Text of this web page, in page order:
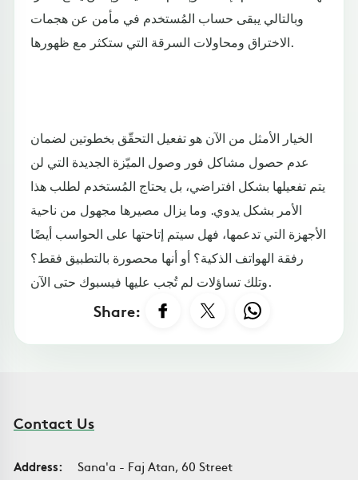
وبالتالي يبقى حساب المُستخدم في مأمن عن هجمات
الاختراق ومحاولات السرقة التي ستكثر مع ظهورها.
الخيار الأمثل من الآن هو تفعيل التحقّق بخطوتين لضمان
عدم حصول مشاكل فور وصول الميّزة الجديدة التي لن
يتم تفعيلها بشكل افتراضي، بل يحتاج المُستخدم لطلب هذا
الأمر بشكل يدوي. وما يزال مصيرها مجهول من ناحية
الأجهزة التي تدعمها، فهل سيتم إتاحتها على الحواسب أيضًا
رفقة الهواتف الذكية؟ أو أنها محصورة بالتطبيق فقط؟
وتلك تساؤلات لم تُجب عليها فيسبوك حتى الآن.
Share:
Contact Us
Address:
Sana'a - Faj Atan, 60 Street